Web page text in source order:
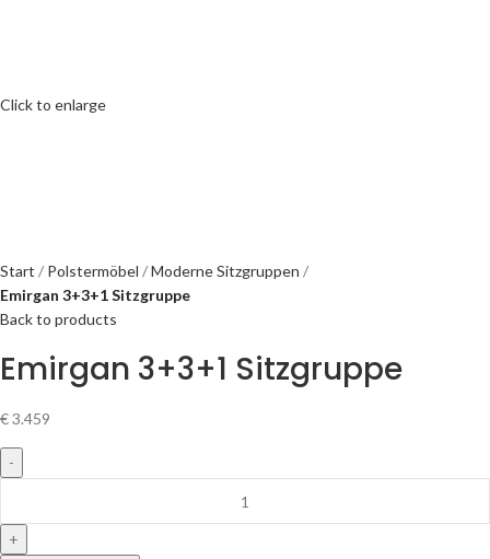
Click to enlarge
Start Polstermöbel
Moderne Sitzgruppen
Emirgan 3+3+1 Sitzgruppe
Back to products
Emirgan 3+3+1 Sitzgruppe
€3.459